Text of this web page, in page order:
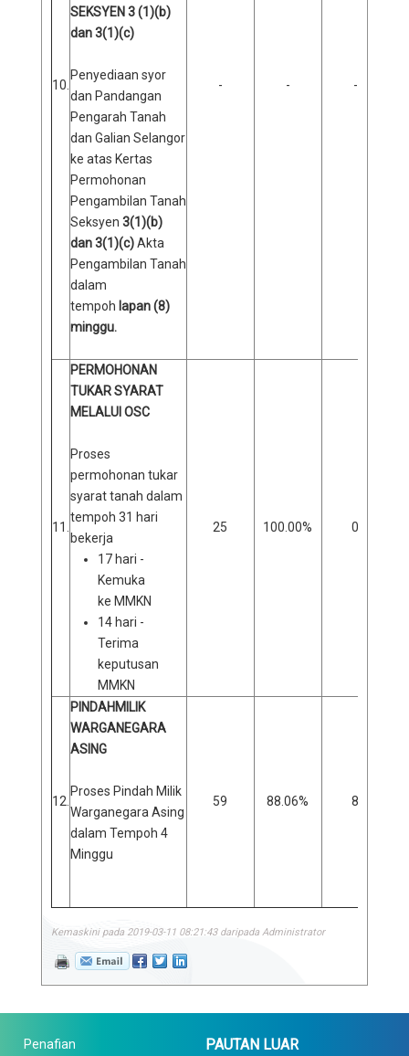
10.
SEKSYEN 3 (1)(b)
dan 3(1)(c)
Penyediaan syor
dan Pandangan
Pengarah Tanah
dan Galian Selangor
ke atas Kertas
Permohonan
Pengambilan Tanah
Seksyen 3(1)(b)
dan 3(1)(c)Akta
Pengambilan Tanah
dalam
tempoh lapan (8)
minggu.
- - -
11.
PERMOHONAN
TUKAR SYARAT
MELALUI OSC
Proses
permohonan tukar
syarat tanah dalam
tempoh 31 hari
bekerja
17 hari -
Kemuka
ke MMKN
14 hari -
Terima
keputusan
MMKN
25 100.00% 0
12.
PINDAHMILIK
WARGANEGARA
ASING
Proses Pindah Milik
Warganegara Asing
dalam Tempoh 4
Minggu
59 88.06% 8
Kemaskini pada 2019-03-11 08:21:43 daripada Administrator
Penafian PAUTAN LUAR